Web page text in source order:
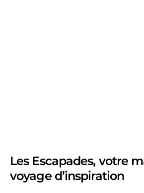
Les Escapades, votre
voyage d’inspiration